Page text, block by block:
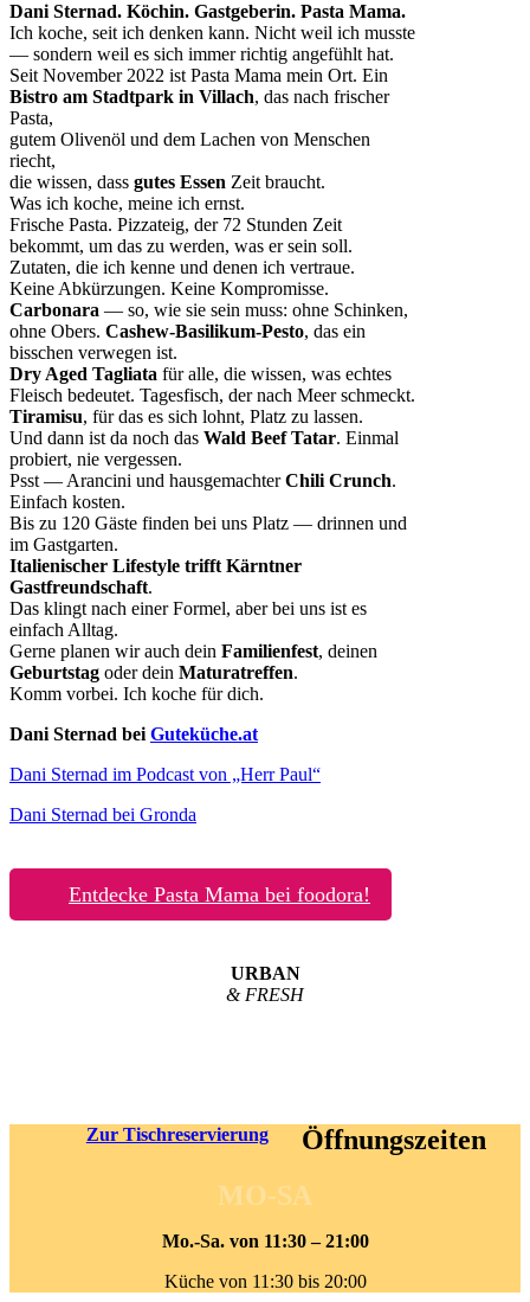
Dani Sternad. Köchin. Gastgeberin. Pasta Mama.
Ich koche, seit ich denken kann. Nicht weil ich musste
— sondern weil es sich immer richtig angefühlt hat.
Seit November 2022 ist Pasta Mama mein Ort. Ein
Bistro am Stadtpark in Villach, das nach frischer
Pasta,
gutem Olivenöl und dem Lachen von Menschen
riecht,
die wissen, dass gutes Essen Zeit braucht.
Was ich koche, meine ich ernst.
Frische Pasta. Pizzateig, der 72 Stunden Zeit
bekommt, um das zu werden, was er sein soll.
Zutaten, die ich kenne und denen ich vertraue.
Keine Abkürzungen. Keine Kompromisse.
Carbonara — so, wie sie sein muss: ohne Schinken,
ohne Obers. Cashew-Basilikum-Pesto, das ein
bisschen verwegen ist.
Dry Aged Tagliata für alle, die wissen, was echtes
Fleisch bedeutet. Tagesfisch, der nach Meer schmeckt.
Tiramisu, für das es sich lohnt, Platz zu lassen.
Und dann ist da noch das Wald Beef Tatar. Einmal
probiert, nie vergessen.
Psst — Arancini und hausgemachterChili Crunch.
Einfach kosten.
Bis zu 120 Gäste finden bei uns Platz — drinnen und
im Gastgarten.
Italienischer Lifestyle trifft Kärntner
Gastfreundschaft.
Das klingt nach einer Formel, aber bei uns ist es
einfach Alltag.
Gerne planen wir auch dein Familienfest, deinen
Geburtstag oder dein Maturatreffen.
Komm vorbei. Ich koche für dich.
Dani Sternad bei Guteküche.at
Dani Sternad im Podcast von „Herr Paul“
Dani Sternad bei Gronda
Entdecke Pasta Mama bei foodora!
URBAN
& FRESH
Zur Tischreservierung
Öffnungszeiten
MO-SA
Mo.-Sa. von 11:30 – 21:00
Küche von 11:30 bis 20:00